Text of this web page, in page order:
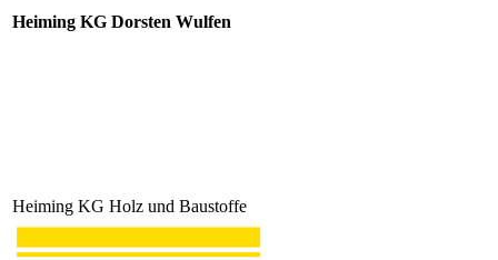
Heiming KG Dorsten Wulfen
Heiming KG Holz und Baustoffe